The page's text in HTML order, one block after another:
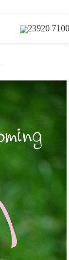
23920